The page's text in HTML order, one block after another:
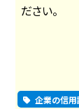
ださい。
企業の信